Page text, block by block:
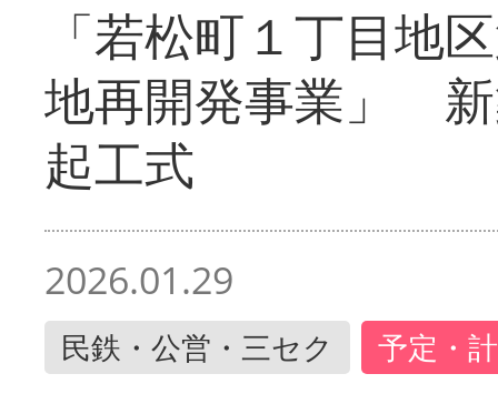
「若松町１丁目地
地再開発事業」
起工式
2026.01.29
民鉄・公営・三セク 予定・